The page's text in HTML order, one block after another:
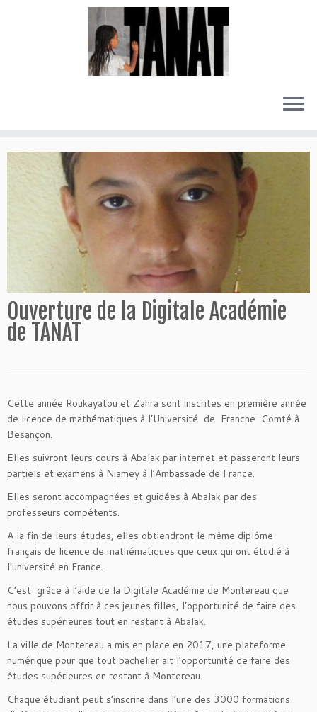
Ouverture de la Digitale Académie
de TANAT
Cette année Roukayatou et Zahra sont inscrites en première année
de licence de mathématiques à l’Université de Franche-Comté à
Besançon.
Elles suivront leurs cours à Abalak par internet et passeront leurs
partiels et examens à Niamey à l’Ambassade de France.
Elles seront accompagnées et guidées à Abalak par des
professeurs compétents.
A la fin de leurs études, elles obtiendront le même diplôme
français de licence de mathématiques que ceux qui ont étudié à
l’université en France.
C’est grâce à l’aide de la Digitale Académie de Montereau que
nous pouvons offrir à ces jeunes filles, l’opportunité de faire des
études supérieures tout en restant à Abalak.
La ville de Montereau a mis en place en 2017, une plateforme
numérique pour que tout bachelier ait l’opportunité de faire des
études supérieures en restant à Montereau.
Chaque étudiant peut s’inscrire dans l’une des 3000 formations